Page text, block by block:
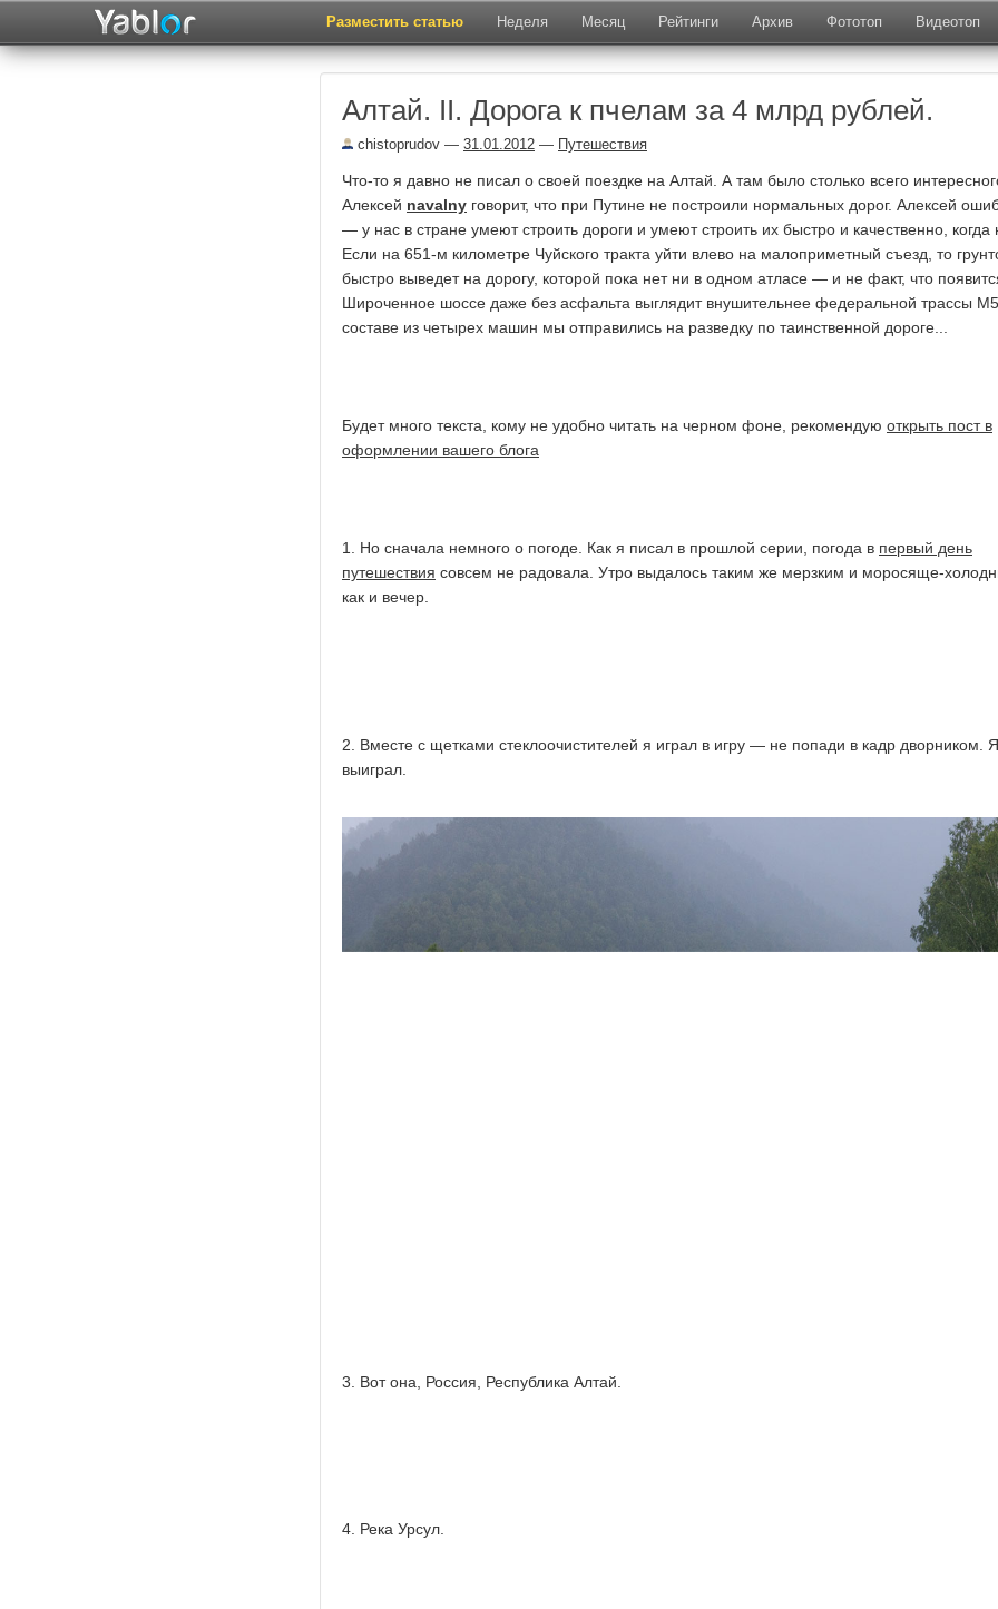
Разместить статью Неделя Месяц Рейтинги Архив Фототоп Видеотоп
Алтай. II. Дорога к пчелам за 4 млрд рублей.
chistoprudov — 31.01.2012 — Путешествия
Что-то я давно не писал о своей поездке на Алтай. А там было столько всего
Алексей navalny говорит, что при Путине не построили нормальных дорог. Алексей
— у нас в стране умеют строить дороги и умеют строить их быстро и качественно, когда
Если на 651-м километре Чуйского тракта уйти влево на малоприметный съезд, то
быстро выведет на дорогу, которой пока нет ни в одном атласе — и не факт, что
Широченное шоссе даже без асфальта выглядит внушительнее федеральной трассы
составе из четырех машин мы отправились на разведку по таинственной дороге...
Будет много текста, кому не удобно читать на черном фоне, рекомендую открыть пост в
оформлении вашего блога
1. Но сначала немного о погоде. Как я писал в прошлой серии, погода в первый день
путешествия совсем не радовала. Утро выдалось таким же мерзким и моросяще-
как и вечер.
2. Вместе с щетками стеклоочистителей я играл в игру — не попади в кадр дворником. Я
выиграл.
3. Вот она, Россия, Республика Алтай.
4. Река Урсул.